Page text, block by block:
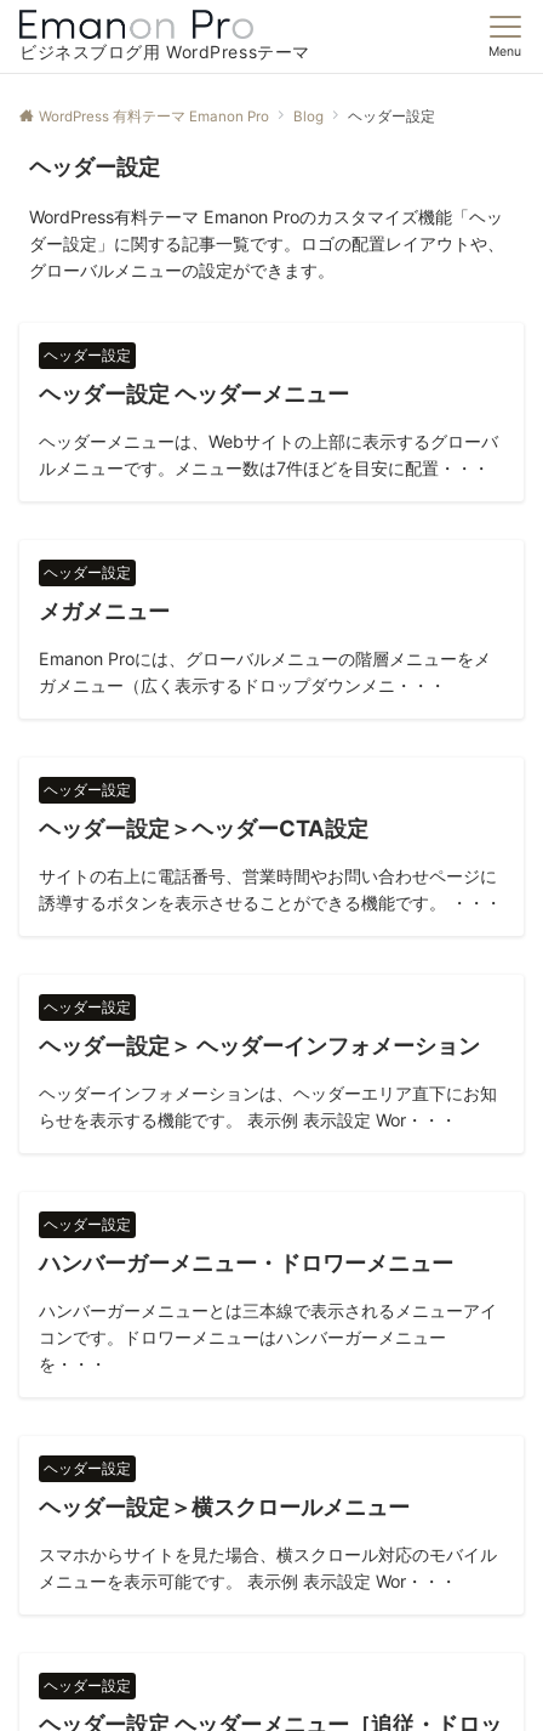
ビジネスブログ用 WordPressテーマ Menu
WordPress 有料テーマ Emanon Pro Blog ヘッダー設定
ヘッダー設定
WordPress有料テーマ Emanon Proのカスタマイズ機能「ヘッ
ダー設定」に関する記事一覧です。ロゴの配置レイアウトや、
グローバルメニューの設定ができます。
ヘッダー設定
ヘッダー設定 ヘッダーメニュー
ヘッダーメニューは、Webサイトの上部に表示するグローバ
ルメニューです。メニュー数は7件ほどを目安に配置・・・
ヘッダー設定
メガメニュー
Emanon Proには、グローバルメニューの階層メニューをメ
ガメニュー（広く表示するドロップダウンメニ・・・
ヘッダー設定
ヘッダー設定＞ヘッダーCTA設定
サイトの右上に電話番号、営業時間やお問い合わせページに
誘導するボタンを表示させることができる機能です。 ・・・
ヘッダー設定
ヘッダー設定＞ ヘッダーインフォメーション
ヘッダーインフォメーションは、ヘッダーエリア直下にお知
らせを表示する機能です。 表示例 表示設定 Wor・・・
ヘッダー設定
ハンバーガーメニュー・ドロワーメニュー
ハンバーガーメニューとは三本線で表示されるメニューアイ
コンです。ドロワーメニューはハンバーガーメニュー
を・・・
ヘッダー設定
ヘッダー設定＞横スクロールメニュー
スマホからサイトを見た場合、横スクロール対応のモバイル
メニューを表示可能です。 表示例 表示設定 Wor・・・
ヘッダー設定
ヘッダー設定 ヘッダーメニュー［追従・ドロッ